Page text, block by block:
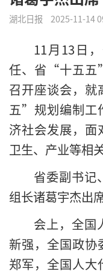
湖北日报 2025-11-14
11月13日
任、省“十五五
召开座谈会，
五”规划编制
济社会发展，面
卫生、产业等相
省委副书
组长诸葛宇杰出
会上，全国
新强，全国政协
郑军，全国人大